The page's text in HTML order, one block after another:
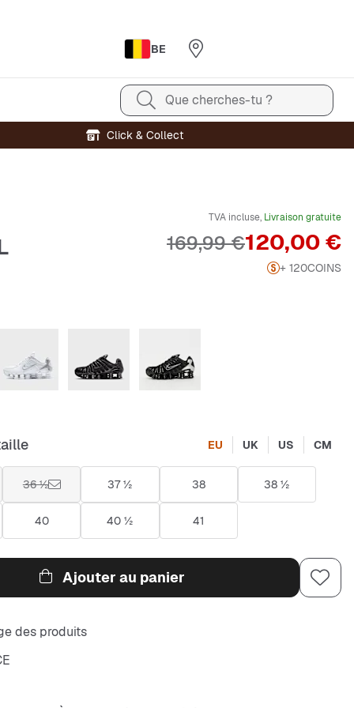
BE
Que cherches-tu ?
Click & Collect
TVA incluse, Livraison gratuite
Prix
120,00 €
Prix original
169,99 €
+ 120COINS
EU UK US CM
36 ½ 37 ½ 38 38 ½
40 40 ½ 41
Ajouter au panier
des produits